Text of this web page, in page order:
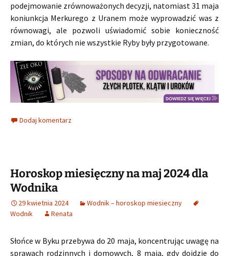
podejmowanie zrównoważonych decyzji, natomiast 31 maja
koniunkcja Merkurego z Uranem może wyprowadzić was z
równowagi, ale pozwoli uświadomić sobie konieczność
zmian, do których nie wszystkie Ryby były przygotowane.
Dodaj komentarz
Horoskop miesięczny na maj 2024 dla
Wodnika
29 kwietnia 2024
Wodnik – horoskop miesieczny
Wodnik
Renata
Słońce w Byku przebywa do 20 maja, koncentrując uwagę na
sprawach rodzinnych i domowych, 8 maja, gdy dojdzie do